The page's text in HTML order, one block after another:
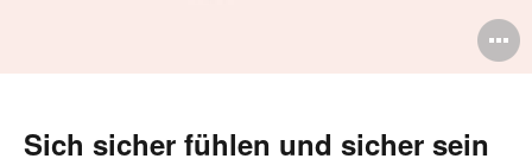
Sich sicher fühlen und sicher sein